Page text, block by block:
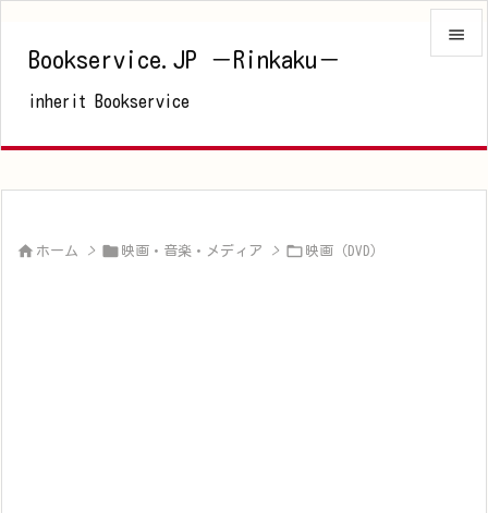
Bookservice.JP －Rinkaku－
inherit Bookservice


 ホーム >  映画・音楽・メディア >  映画（DVD）